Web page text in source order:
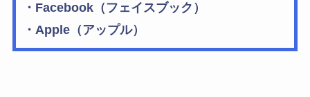
・Facebook（フェイスブック）
・Apple（アップル）